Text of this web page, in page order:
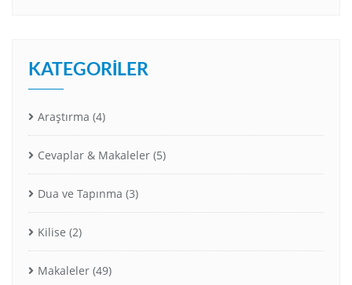
KATEGORILER
Araştırma (4)
Cevaplar & Makaleler (5)
Dua ve Tapınma (3)
Kilise (2)
Makaleler (49)